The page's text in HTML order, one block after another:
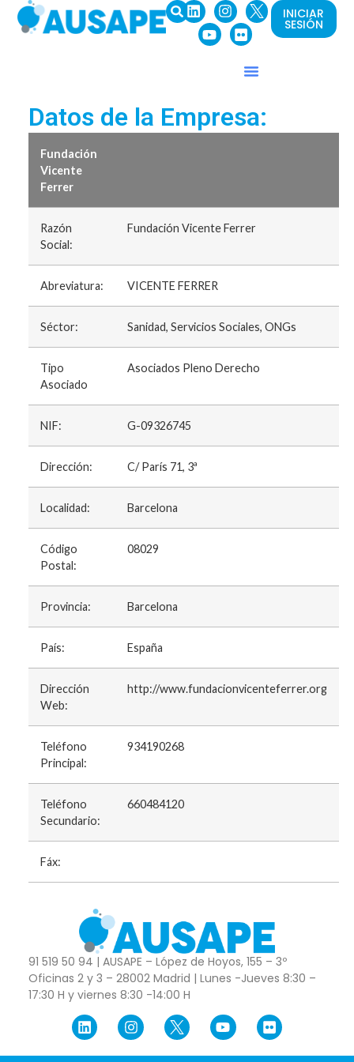
INICIAR
SESIÓN
Datos de la Empresa:
Fundación
Vicente
Ferrer
Razón
Social:
Fundación Vicente Ferrer
Abreviatura: VICENTE FERRER
Séctor: Sanidad, Servicios Sociales, ONGs
Tipo
Asociado
Asociados Pleno Derecho
NIF: G-09326745
Dirección: C/ París 71, 3ª
Localidad: Barcelona
Código
Postal:
08029
Provincia: Barcelona
País: España
Dirección
Web:
http://www.fundacionvicenteferrer.org
Teléfono
Principal:
934190268
Teléfono
Secundario:
660484120
Fáx:
91 519 50 94 | AUSAPE – López de Hoyos, 155 – 3º
Oficinas 2 y 3 – 28002 Madrid | Lunes -Jueves 8:30 –
17:30 H y viernes 8:30 -14:00 H